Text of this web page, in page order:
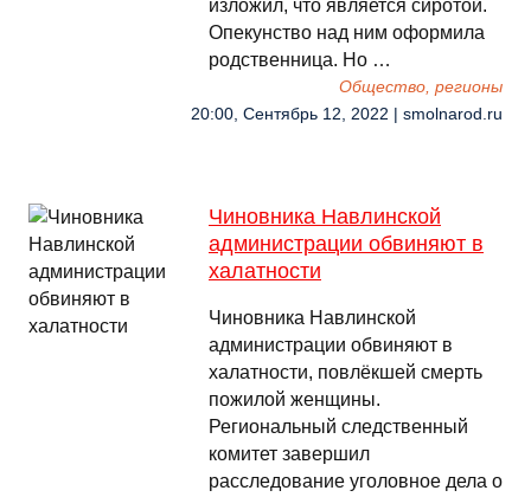
изложил, что является сиротой.
Опекунство над ним оформила
родственница. Но …
Общество, регионы
20:00, Сентябрь 12, 2022 | smolnarod.ru
Чиновника Навлинской
администрации обвиняют в
халатности
Чиновника Навлинской
администрации обвиняют в
халатности, повлёкшей смерть
пожилой женщины.
Региональный следственный
комитет завершил
расследование уголовное дела о